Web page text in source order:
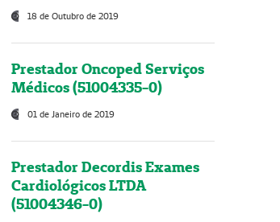
18 de Outubro de 2019
Prestador Oncoped Serviços
Médicos (51004335-0)
01 de Janeiro de 2019
Prestador Decordis Exames
Cardiológicos LTDA
(51004346-0)